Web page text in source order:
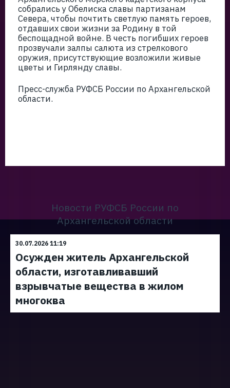
собрались у Обелиска славы партизанам
Севера, чтобы почтить светлую память героев,
отдавших свои жизни за Родину в той
беспощадной войне. В честь погибших героев
прозвучали залпы салюта из стрелкового
оружия, присутствующие возложили живые
цветы и Гирлянду славы.
Пресс-служба РУФСБ России по Архангельской
области.
Новости РУФСБ России по
Архангельской области
30.07.2026 11:19
Осужден житель Архангельской
области, изготавливавший
взрывчатые вещества в жилом
многоква